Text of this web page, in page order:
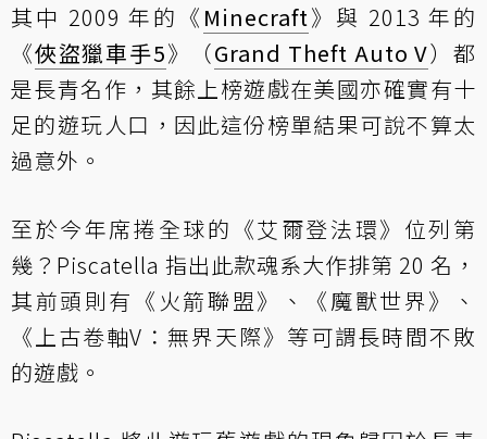
其中 2009 年的《 Minecraft》與 2013 年的
《俠盜獵車手5》（Grand Theft Auto V）都
是長青名作，其餘上榜遊戲在美國亦確實有十
足的遊玩人口，因此這份榜單結果可說不算太
過意外。
至於今年席捲全球的《艾爾登法環》位列第
幾？Piscatella 指出此款魂系大作排第 20 名，
其前頭則有《火箭聯盟》、《魔獸世界》、
《上古卷軸V：無界天際》等可謂長時間不敗
的遊戲。